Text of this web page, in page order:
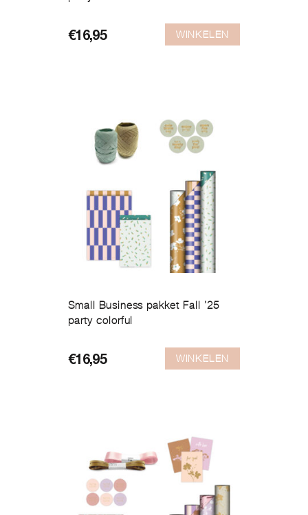
€16,95 WINKELEN
Small Business pakket Fall ’25
party colorful
€16,95 WINKELEN